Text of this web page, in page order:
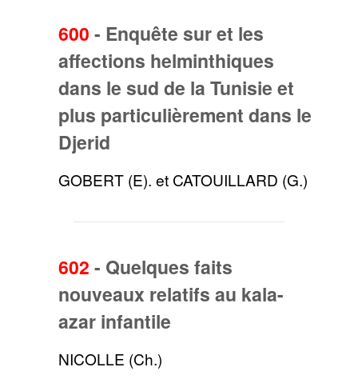
600 - Enquête sur et les
affections helminthiques
dans le sud de la Tunisie et
plus particulièrement dans le
Djerid
GOBERT (E). et CATOUILLARD (G.)
602 - Quelques faits
nouveaux relatifs au kala-
azar infantile
NICOLLE (Ch.)